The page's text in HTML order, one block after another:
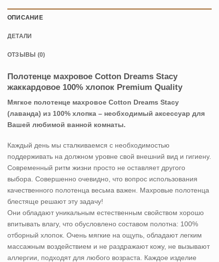
ОПИСАНИЕ
ДЕТАЛИ
ОТЗЫВЫ (0)
Полотенце махровое Cotton Dreams Stacy
жаккардовое 100% хлопок Premium Quality
Мягкое полотенце махровое Cotton Dreams Stacy
(лаванда) из 100% хлопка – необходимый аксессуар для
Вашей любимой ванной комнаты.
Каждый день мы сталкиваемся с необходимостью
поддерживать на должном уровне свой внешний вид и гигиену.
Современный ритм жизни просто не оставляет другого
выбора. Совершенно очевидно, что вопрос использования
качественного полотенца весьма важен. Махровые полотенца
блестяще решают эту задачу!
Они обладают уникальным естественным свойством хорошо
впитывать влагу, что обусловлено составом полотна: 100%
отборный хлопок. Очень мягкие на ощупь, обладают легким
массажным воздействием и не раздражают кожу, не вызывают
аллергии, подходят для любого возраста. Каждое изделие